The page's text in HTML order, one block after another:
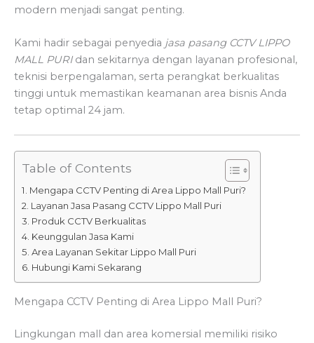
modern menjadi sangat penting.
Kami hadir sebagai penyedia jasa pasang CCTV LIPPO
MALL PURIdan sekitarnya dengan layanan profesional,
teknisi berpengalaman, serta perangkat berkualitas
tinggi untuk memastikan keamanan area bisnis Anda
tetap optimal 24 jam.
Table of Contents
Mengapa CCTV Penting di Area Lippo Mall Puri?
Layanan Jasa Pasang CCTV Lippo Mall Puri
Produk CCTV Berkualitas
Keunggulan Jasa Kami
Area Layanan Sekitar Lippo Mall Puri
Hubungi Kami Sekarang
Mengapa CCTV Penting di Area Lippo Mall Puri?
Lingkungan mall dan area komersial memiliki risiko